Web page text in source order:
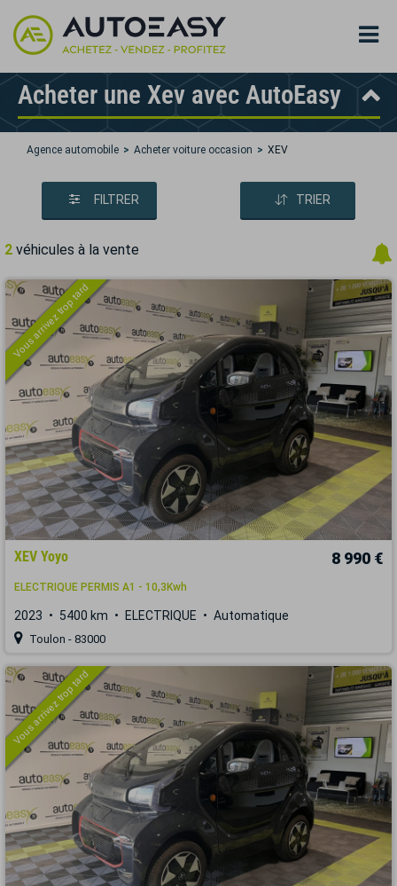
Acheter une Xev avec AutoEasy
Agence automobile Acheter voiture occasion XEV
FILTRER TRIER
2 véhicules à la vente
Vous arrivez trop tard
XEV Yoyo 8 990 €
ELECTRIQUE PERMIS A1 - 10,3Kwh
2023 5400 km ELECTRIQUE Automatique
Toulon - 83000
Vous arrivez trop tard